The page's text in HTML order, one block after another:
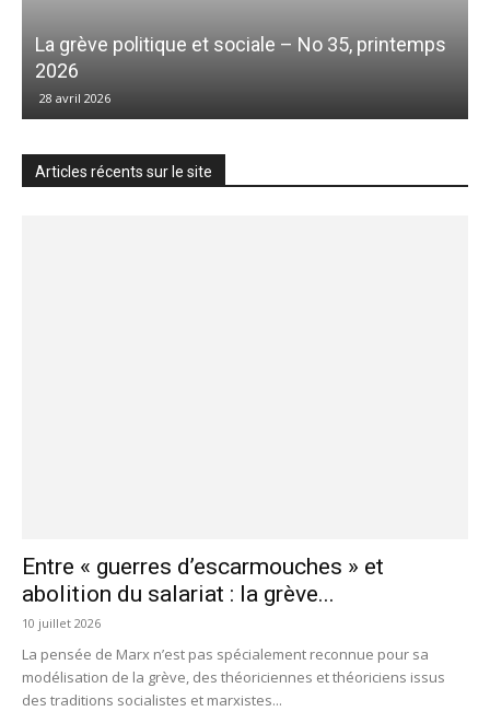
La grève politique et sociale – No 35, printemps
2026
28 avril 2026
Articles récents sur le site
Entre « guerres d’escarmouches » et
abolition du salariat : la grève...
10 juillet 2026
La pensée de Marx n’est pas spécialement reconnue pour sa
modélisation de la grève, des théoriciennes et théoriciens issus
des traditions socialistes et marxistes...